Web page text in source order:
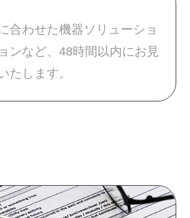
合わせた機器ソリューショ
ンなど、48時間以内にお見
たします。